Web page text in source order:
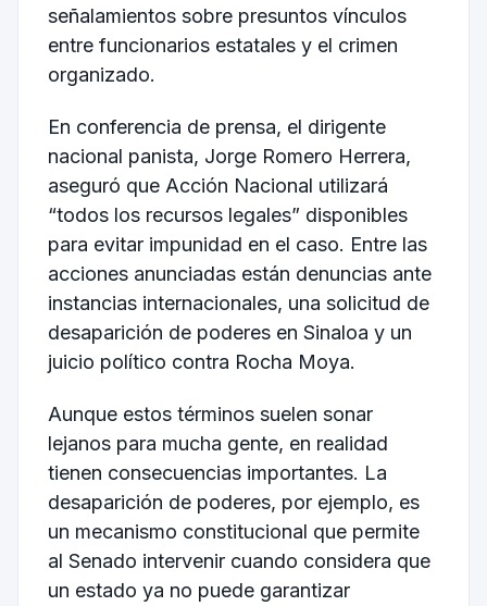
señalamientos sobre presuntos vínculos
entre funcionarios estatales y el crimen
organizado.
En conferencia de prensa, el dirigente
nacional panista, Jorge Romero Herrera,
aseguró que Acción Nacional utilizará
“todos los recursos legales” disponibles
para evitar impunidad en el caso. Entre las
acciones anunciadas están denuncias ante
instancias internacionales, una solicitud de
desaparición de poderes en Sinaloa y un
juicio político contra Rocha Moya.
Aunque estos términos suelen sonar
lejanos para mucha gente, en realidad
tienen consecuencias importantes. La
desaparición de poderes, por ejemplo, es
un mecanismo constitucional que permite
al Senado intervenir cuando considera que
un estado ya no puede garantizar